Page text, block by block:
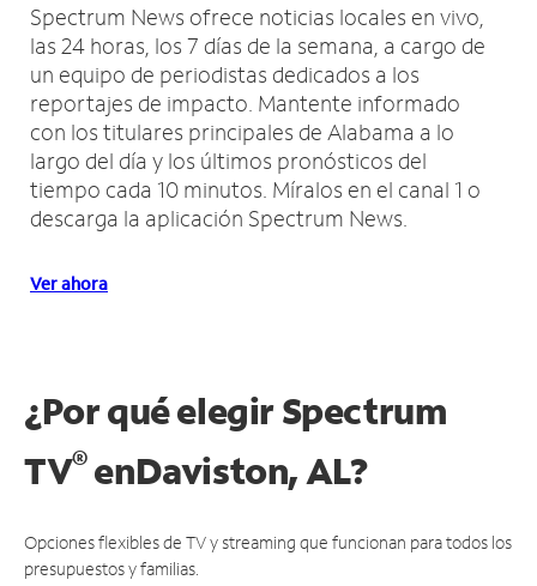
Spectrum News ofrece noticias locales en vivo,
las 24 horas, los 7 días de la semana, a cargo de
un equipo de periodistas dedicados a los
reportajes de impacto. Mantente informado
con los titulares principales de Alabama a lo
largo del día y los últimos pronósticos del
tiempo cada 10 minutos. Míralos en el canal 1 o
descarga la aplicación Spectrum News.
Ver ahora
¿Por qué elegir Spectrum
TV®enDaviston, AL?
Opciones flexibles de TV y streaming que funcionan para todos los
presupuestos y familias.